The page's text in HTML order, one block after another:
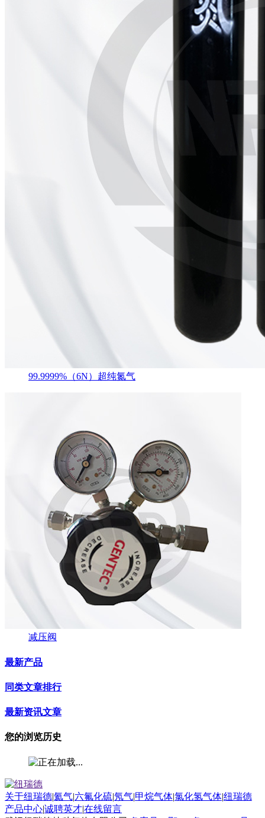
99.9999%（6N）超纯氮气
减压阀
最新产品
同类文章排行
最新资讯文章
您的浏览历史
关于纽瑞德|氦气|六氟化硫|氖气|甲烷气体|氯化氢气体|纽瑞德
产品中心|诚聘英才|在线留言